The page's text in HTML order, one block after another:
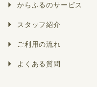
からふるのサービス
スタッフ紹介
ご利用の流れ
よくある質問